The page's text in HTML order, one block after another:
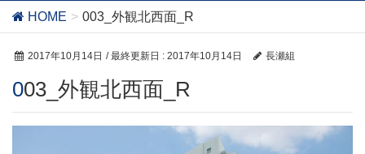
HOME 003_外観北西面_R
2017年10月14日 / 最終更新日 : 2017年10月14日 長瀬組
003_外観北西面_R